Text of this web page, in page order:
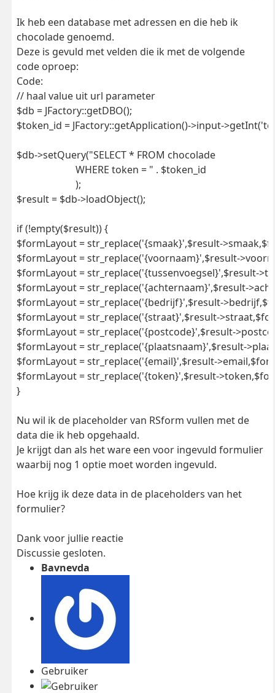
Ik heb een database met adressen en die heb ik
chocolade genoemd.
Deze is gevuld met velden die ik met de volgende
code oproep:
Code:
// haal value uit url parameter
$db = JFactory::getDBO();
$token_id = JFactory::getApplication()->input-
$db->setQuery("SELECT * FROM chocolade
$result = $db->loadObject();
if (!empty($result)) {
$formLayout = str_replace('{smaak}',$result-
$formLayout = str_replace('{voornaam}',$result-
$formLayout = str_replace('{tussenvoegsel}',$result-
$formLayout = str_replace('{achternaam}',$result-
$formLayout = str_replace('{bedrijf}',$result-
$formLayout = str_replace('{straat}',$result-
$formLayout = str_replace('{postcode}',$result-
$formLayout = str_replace('{plaatsnaam}',$result-
$formLayout = str_replace('{email}',$result-
$formLayout = str_replace('{token}',$result-
}
Nu wil ik de placeholder van RSform vullen met de
data die ik heb opgehaald.
Je krijgt dan als het ware een voor ingevuld formulier
waarbij nog 1 optie moet worden ingevuld.
Hoe krijg ik deze data in de placeholders van het
formulier?
Dank voor jullie reactie
Discussie gesloten.
Bavnevda
Gebruiker